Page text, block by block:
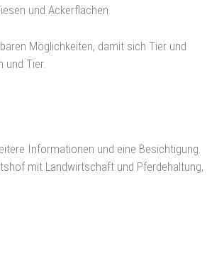
und Ackerflächen.
Möglichkeiten, damit sich Tier und
und Tier.
Informationen und eine Besichtigung.
mit Landwirtschaft und Pferdehaltung,